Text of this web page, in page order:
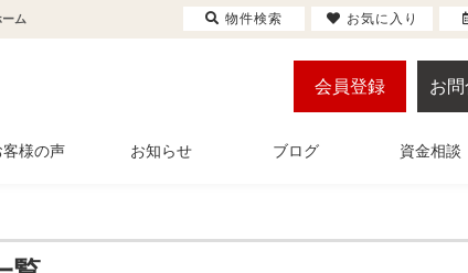
ム
会員登録 お
客様の声 お知らせ ブログ 資金相談
物件検索 お気に入り